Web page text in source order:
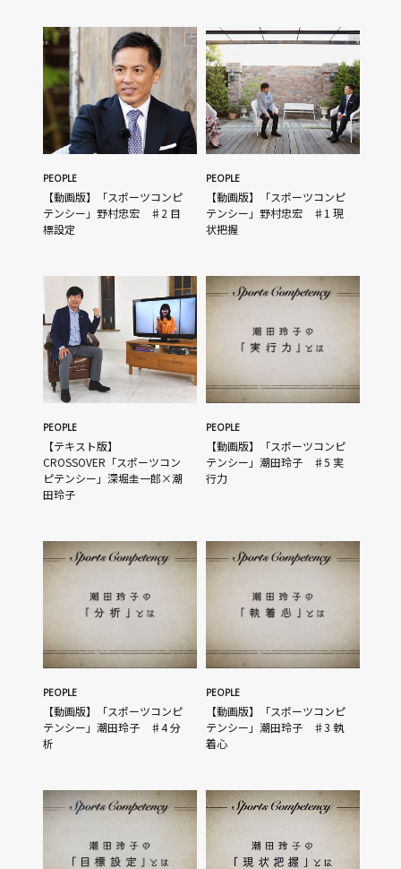
PEOPLE
【動画版】「スポーツコンピ
テンシー」野村忠宏 ♯2 目
標設定
PEOPLE
【動画版】「スポーツコンピ
テンシー」野村忠宏 ♯1 現
状把握
PEOPLE
【テキスト版】
CROSSOVER「スポーツコン
ピテンシー」深堀圭一郎×潮
田玲子
PEOPLE
【動画版】「スポーツコンピ
テンシー」潮田玲子 ♯5 実
行力
PEOPLE
【動画版】「スポーツコンピ
テンシー」潮田玲子 ♯4 分
析
PEOPLE
【動画版】「スポーツコンピ
テンシー」潮田玲子 ♯3 執
着心